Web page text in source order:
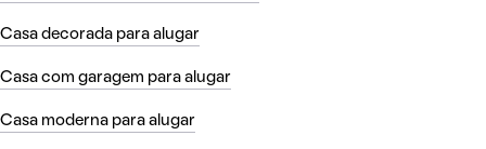
Casa decorada para alugar
Casa com garagem para alugar
Casa moderna para alugar